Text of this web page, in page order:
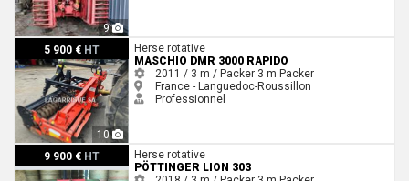
9
5 900 € HT
10
Maschio DMR 3000 RapidoHerse rotative
MASCHIO DMR 3000 RAPIDO
2011 / 3 m / Packer 3 m Packer
France - Languedoc-Roussillon
Professionnel
9 900 € HT
Pöttinger LION 303
Herse rotative
PÖTTINGER LION 303